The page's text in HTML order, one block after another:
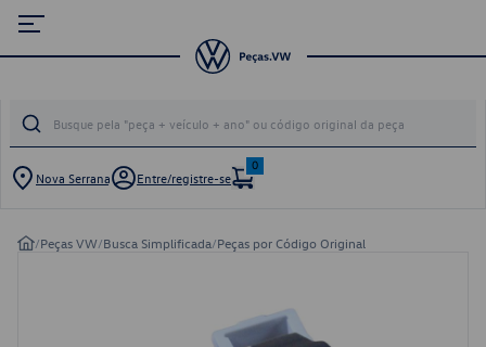
Nova Serrana Entre/registre-se
0
/Peças VW/Busca Simplificada/Peças por Código Original